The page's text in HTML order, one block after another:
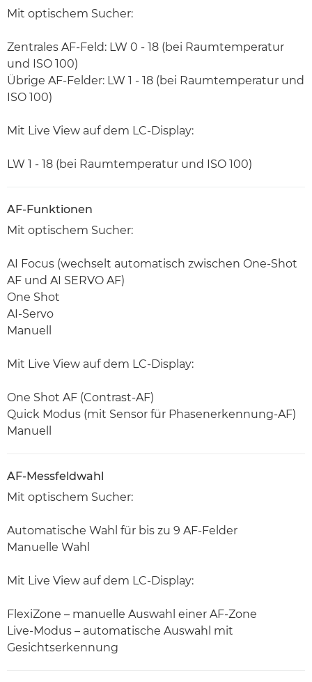
Mit optischem Sucher:
Zentrales AF-Feld: LW 0 - 18 (bei Raumtemperatur
und ISO 100)
Übrige AF-Felder: LW 1 - 18 (bei Raumtemperatur und
ISO 100)
Mit Live View auf dem LC-Display:
LW 1 - 18 (bei Raumtemperatur und ISO 100)
AF-Funktionen
Mit optischem Sucher:
AI Focus (wechselt automatisch zwischen One-Shot
AF und AI SERVO AF)
One Shot
AI-Servo
Manuell
Mit Live View auf dem LC-Display:
One Shot AF (Contrast-AF)
Quick Modus (mit Sensor für Phasenerkennung-AF)
Manuell
AF-Messfeldwahl
Mit optischem Sucher:
Automatische Wahl für bis zu 9 AF-Felder
Manuelle Wahl
Mit Live View auf dem LC-Display:
FlexiZone – manuelle Auswahl einer AF-Zone
Live-Modus – automatische Auswahl mit
Gesichtserkennung